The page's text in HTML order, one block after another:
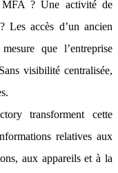
MFA ? Une activité de
Les accès d’un ancien
que l’entreprise
visibilité centralisée,
transforment cette
relatives aux
aux appareils et à la